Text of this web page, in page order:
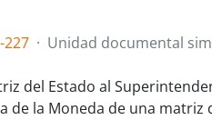
227 · Unidad documental
del Estado al
de la Moneda de una matriz